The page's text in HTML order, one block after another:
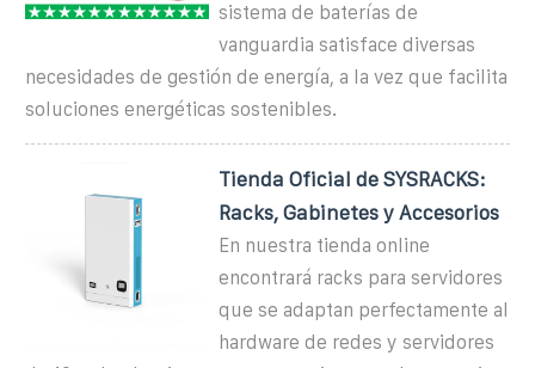
sistema de baterías de
vanguardia satisface diversas
necesidades de gestión de energía, a la vez que facilita
soluciones energéticas sostenibles.
Tienda Oficial de SYSRACKS:
Racks, Gabinetes y Accesorios
En nuestra tienda online
encontrará racks para servidores
que se adaptan perfectamente al
hardware de redes y servidores